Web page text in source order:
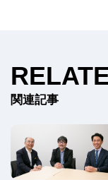
関連記事